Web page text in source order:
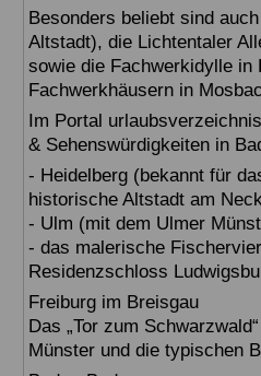
Besonders beliebt sind
Altstadt), die Lichtentaler
sowie die Fachwerkidylle in
Fachwerkhäusern in
Im Portal
& Sehenswürdigkeiten in
- Heidelberg (bekannt für
historische Altstadt am
- Ulm (mit dem Ulmer
- das malerische
Residenzschloss
Freiburg im Breisgau
Das „Tor zum
Münster und die typischen